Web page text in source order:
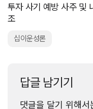
투자 사기 예방 사주 및
조
십이운성론
답글 남기기
댓글을 달기 위해서